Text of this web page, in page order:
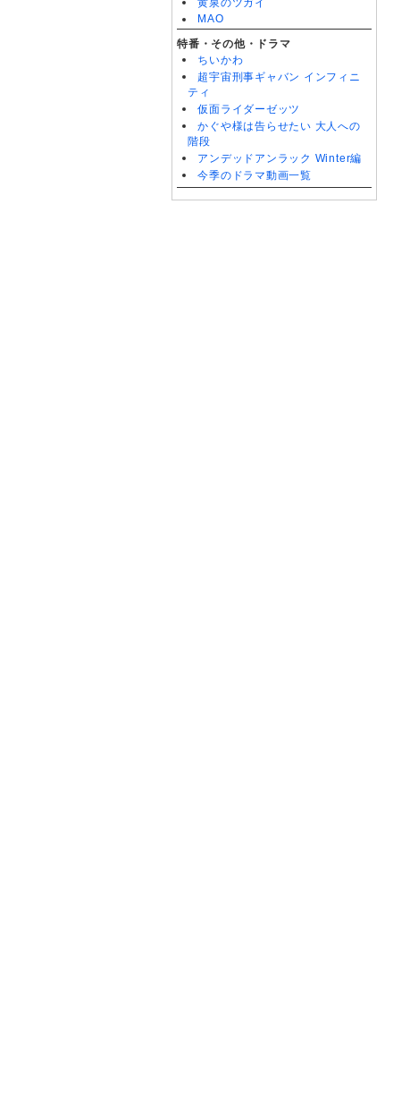
黄泉のツガイ
MAO
特番・その他・ドラマ
ちいかわ
超宇宙刑事ギャバン インフィニ
ティ
仮面ライダーゼッツ
かぐや様は告らせたい 大人への
階段
アンデッドアンラック Winter編
今季のドラマ動画一覧